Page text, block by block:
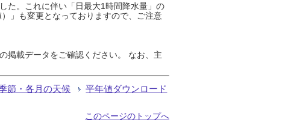
た。これに伴い「日最大1時間降水量」の
」も変更となっておりますので、ご注意
掲載データをご確認ください。 なお、主
節・各月の天候 平年値ダウンロード
このページのトップへ